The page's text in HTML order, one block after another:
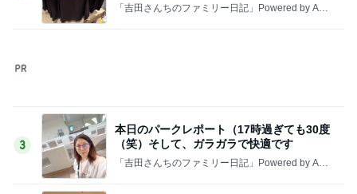
「吉田さんちのファミリー日記」Powered by Ame
4
5
ポルトガル旅行)ロンドン ヒースロー空港お
土産 ハロッズ、jellycat など
キャラクター大好き！コロ助の2回目ロンドン生活